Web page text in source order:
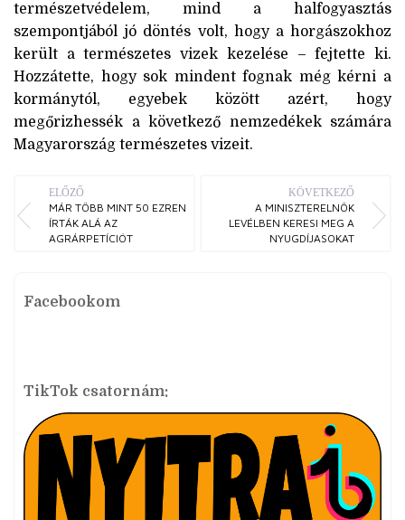
természetvédelem, mind a halfogyasztás
szempontjából jó döntés volt, hogy a horgászokhoz
került a természetes vizek kezelése – fejtette ki.
Hozzátette, hogy sok mindent fognak még kérni a
kormánytól, egyebek között azért, hogy
megőrizhessék a következő nemzedékek számára
Magyarország természetes vizeit.
ELŐZŐ
MÁR TÖBB MINT 50 EZREN
ÍRTÁK ALÁ AZ
AGRÁRPETÍCIÓT
KÖVETKEZŐ
A MINISZTERELNÖK
LEVÉLBEN KERESI MEG A
NYUGDÍJASOKAT
Facebookom
TikTok csatornám: